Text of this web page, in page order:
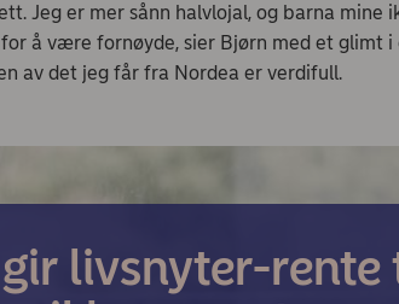
Jeg er mer sånn halvlojal, og barna mine
å være fornøyde, sier Bjørn med et glimt i
av det jeg får fra Nordea er verdifull.
livsnyter-rente